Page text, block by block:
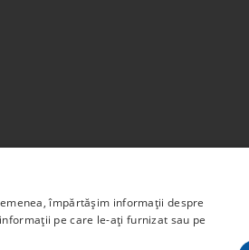
Europene sau a Guvernului
Cod proiect: 142131.
împărtășim informații despre
pe care le-ați furnizat sau pe